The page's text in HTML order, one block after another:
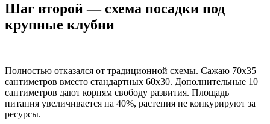
Шаг второй — схема посадки под
крупные клубни
Полностью отказался от традиционной схемы. Сажаю 70х35
сантиметров вместо стандартных 60х30. Дополнительные 10
сантиметров дают корням свободу развития. Площадь
питания увеличивается на 40%, растения не конкурируют за
ресурсы.